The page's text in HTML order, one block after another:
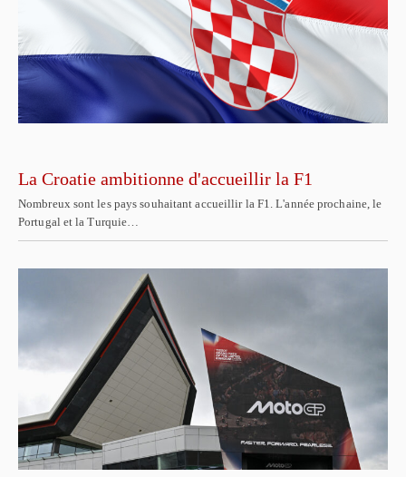
La Croatie ambitionne d'accueillir la F1
Nombreux sont les pays souhaitant accueillir la F1. L'année prochaine, le
Portugal et la Turquie…